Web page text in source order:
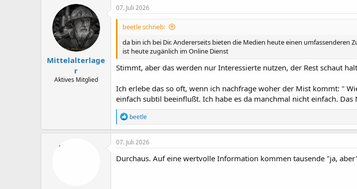
Mittelalterlage
r
Aktives Mitglied
07. Juli 2026
beetle schrieb:
da bin ich bei Dir. Andererseits bieten die Medien heute einen
ist heute zugänlich im Online Dienst
Stimmt, aber das werden nur Interessierte nutzen, der Rest schaut
Ich erlebe das so oft, wenn ich nachfrage woher der Mist kommt: "
einfach subtil beeinflußt. Ich habe es da manchmal nicht einfach.
R
e
a
k
i
o
beetle
07. Juli 2026
Durchaus. Auf eine wertvolle Information kommen tausende "ja,